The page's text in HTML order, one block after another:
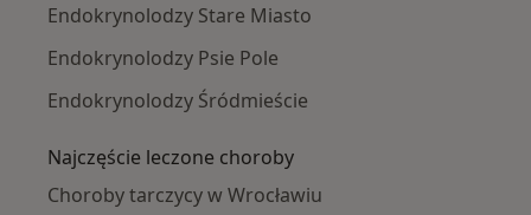
Endokrynolodzy Stare Miasto
Endokrynolodzy Psie Pole
Endokrynolodzy Śródmieście
Najczęście leczone choroby
Choroby tarczycy w Wrocławiu